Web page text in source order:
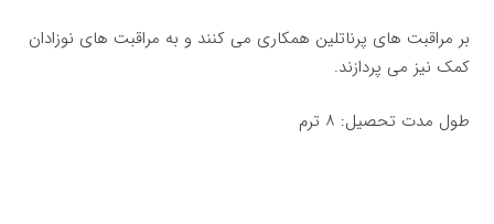
بر مراقبت های پرناتلین همکاری می کنند و به مراقبت های نوزادان
کمک نیز می پردازند.
طول مدت تحصیل: ۸ ترم